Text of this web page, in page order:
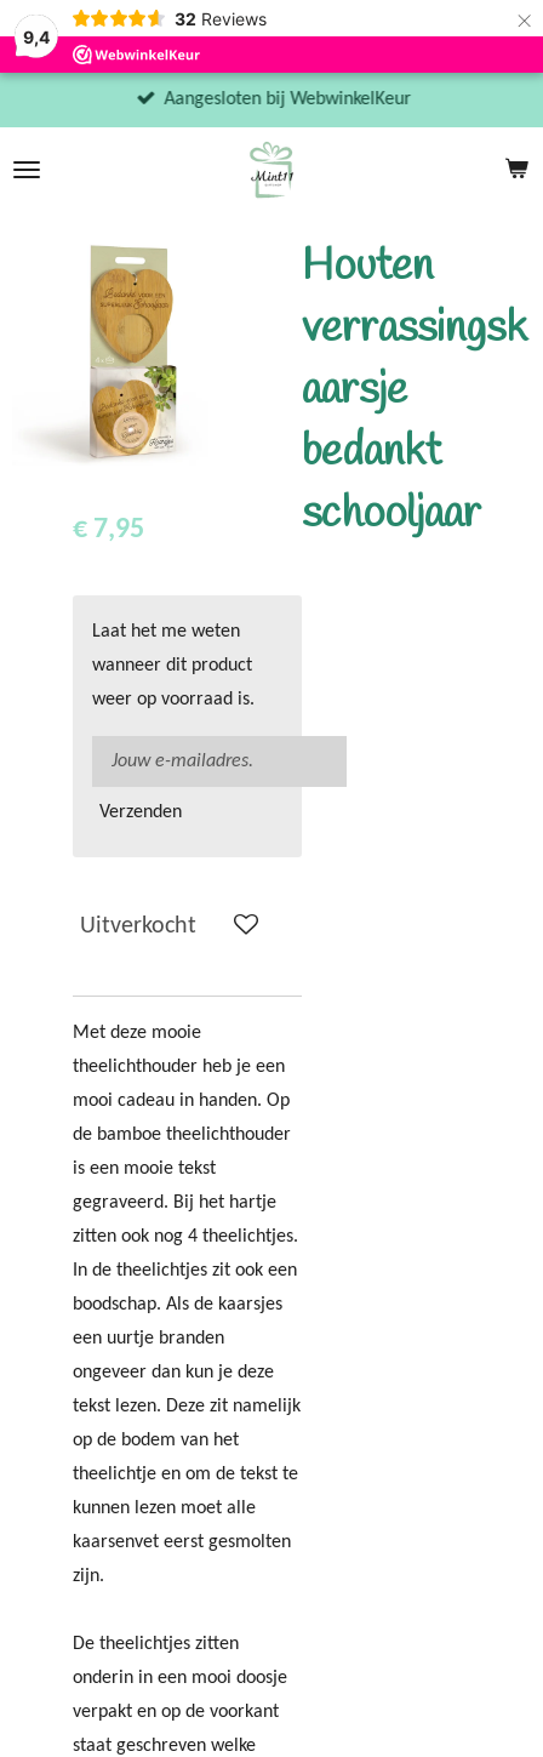
9,4
32 Reviews ×
Aangesloten bij WebwinkelKeur
Houten
verrassingsk
aarsje
bedankt
schooljaar
€ 7,95
Laat het me weten
wanneer dit product
weer op voorraad is.
Verzenden
Uitverkocht
Met deze mooie
theelichthouder heb je een
mooi cadeau in handen. Op
de bamboe theelichthouder
is een mooie tekst
gegraveerd. Bij het hartje
zitten ook nog 4 theelichtjes.
In de theelichtjes zit ook een
boodschap. Als de kaarsjes
een uurtje branden
ongeveer dan kun je deze
tekst lezen. Deze zit namelijk
op de bodem van het
theelichtje en om de tekst te
kunnen lezen moet alle
kaarsenvet eerst gesmolten
zijn.
De theelichtjes zitten
onderin in een mooi doosje
verpakt en op de voorkant
staat geschreven welke